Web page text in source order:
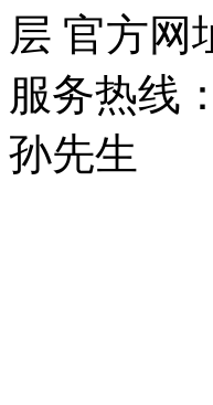
层 官方网
服务热线
孙先生